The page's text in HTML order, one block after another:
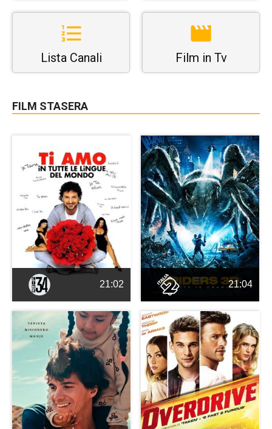
Lista Canali Film in Tv
FILM STASERA
21:02 21:04